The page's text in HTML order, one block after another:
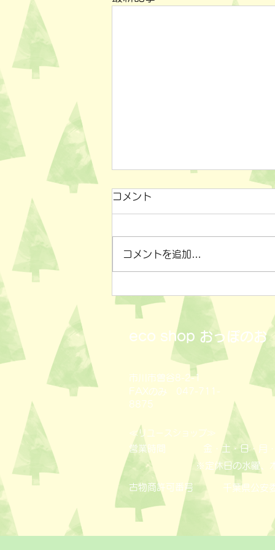
コメント
コメントを追加…
eco shop おっぽのお
市川市曽谷8-2-1
FAXのみ 047-711-
8875
≪ リユースショップ ≫
営業時間
金・土・日・
※定休日の水曜、
古物商許可番号 千葉県公